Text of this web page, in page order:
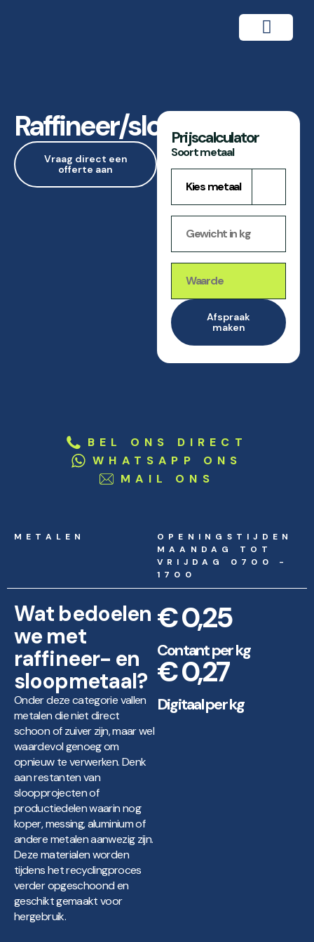
Raffineer/sloop
Vraag direct een
offerte aan
Prijscalculator
Soort metaal
Afspraak
maken
BEL ONS DIRECT
WHATSAPP ONS
MAIL ONS
METALEN
OPENINGSTIJDEN
MAANDAG TOT
VRIJDAG 0700 -
1700
Wat bedoelen
we met
raffineer- en
sloopmetaal?
Onder deze categorie vallen
metalen die niet direct
schoon of zuiver zijn, maar wel
waardevol genoeg om
opnieuw te verwerken. Denk
aan restanten van
sloopprojecten of
productiedelen waarin nog
koper, messing, aluminium of
andere metalen aanwezig zijn.
Deze materialen worden
tijdens het recyclingproces
verder opgeschoond en
geschikt gemaakt voor
hergebruik.
€ 0,25
Contant per kg
€ 0,27
Digitaal per kg